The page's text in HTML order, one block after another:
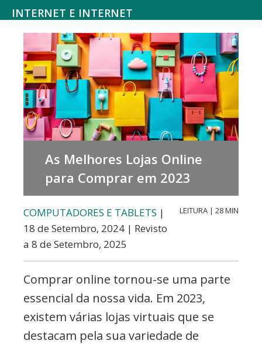
Saltar
menu
principal
Skip
content
INTERNET E INTERNET
Mundodanet
aborda
alojamento,
domínios,
SEO,
marketing
digital,
design,
hardware,
redes
sociais,
commerce,
Adwords
muito
As Melhores Lojas Online
para Comprar em 2023
COMPUTADORES E TABLETS |
18 de Setembro, 2024 | Revisto
a 8 de Setembro, 2025
LEITURA | 28 MIN
Comprar online tornou-se uma parte
essencial da nossa vida. Em 2023,
existem várias lojas virtuais que se
destacam pela sua variedade de